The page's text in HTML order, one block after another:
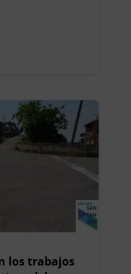
los trabajos